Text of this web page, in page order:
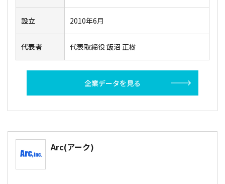
設立 2010年6月
代表者 代表取締役 飯沼 正樹
企業データを見る
Arc(アーク)